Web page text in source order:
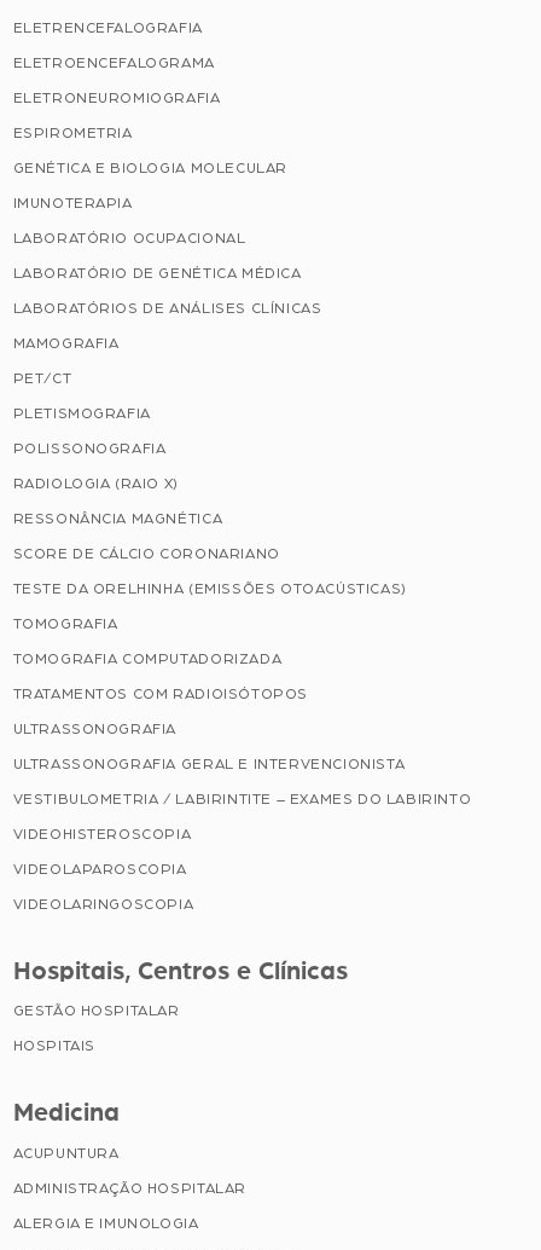
ELETRENCEFALOGRAFIA
ELETROENCEFALOGRAMA
ELETRONEUROMIOGRAFIA
ESPIROMETRIA
GENÉTICA E BIOLOGIA MOLECULAR
IMUNOTERAPIA
LABORATÓRIO OCUPACIONAL
LABORATÓRIO DE GENÉTICA MÉDICA
LABORATÓRIOS DE ANÁLISES CLÍNICAS
MAMOGRAFIA
PET/CT
PLETISMOGRAFIA
POLISSONOGRAFIA
RADIOLOGIA (RAIO X)
RESSONÂNCIA MAGNÉTICA
SCORE DE CÁLCIO CORONARIANO
TESTE DA ORELHINHA (EMISSÕES OTOACÚSTICAS)
TOMOGRAFIA
TOMOGRAFIA COMPUTADORIZADA
TRATAMENTOS COM RADIOISÓTOPOS
ULTRASSONOGRAFIA
ULTRASSONOGRAFIA GERAL E INTERVENCIONISTA
VESTIBULOMETRIA / LABIRINTITE – EXAMES DO LABIRINTO
VIDEOHISTEROSCOPIA
VIDEOLAPAROSCOPIA
VIDEOLARINGOSCOPIA
Hospitais, Centros e Clínicas
GESTÃO HOSPITALAR
HOSPITAIS
Medicina
ACUPUNTURA
ADMINISTRAÇÃO HOSPITALAR
ALERGIA E IMUNOLOGIA